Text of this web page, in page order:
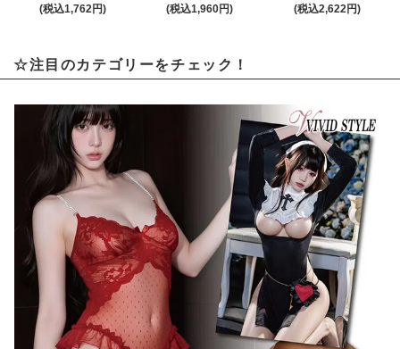
(税込1,762円)
(税込1,960円)
(税込2,622円)
☆注目のカテゴリーをチェック！